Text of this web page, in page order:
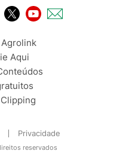
Aqui
Privacidade
reservados